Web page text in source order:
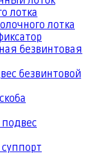
лотка
лотка
безвинтовая
безвинтовой